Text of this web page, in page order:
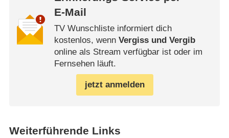
E-Mail
TV Wunschliste informiert dich
kostenlos, wenn Vergiss und Vergib
online als Stream verfügbar ist oder im
Fernsehen läuft.
jetzt anmelden
Weiterführende Links